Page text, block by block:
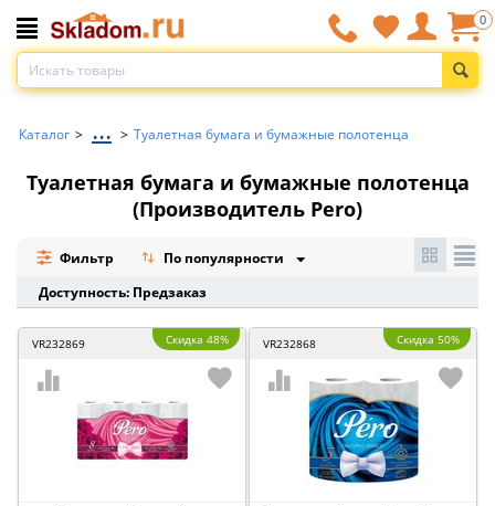
0
Каталог > ... > Туалетная бумага и бумажные полотенца
Туалетная бумага и бумажные полотенца
(Производитель Pero)
Фильтр
По популярности
Доступность: Предзаказ
VR232869 Скидка 48% VR232868 Скидка 50%